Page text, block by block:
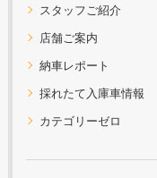
スタッフご紹介
店舗ご案内
納車レポート
採れたて入庫車情報
カテゴリーゼロ